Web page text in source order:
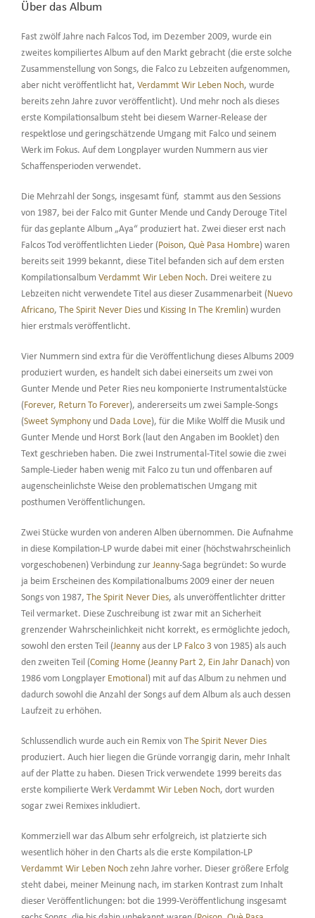
Über das Album
Fast zwölf Jahre nach Falcos Tod, im Dezember 2009, wurde ein
zweites kompiliertes Album auf den Markt gebracht (die erste solche
Zusammenstellung von Songs, die Falco zu Lebzeiten aufgenommen,
aber nicht veröffentlicht hat, Verdammt Wir Leben Noch, wurde
bereits zehn Jahre zuvor veröffentlicht). Und mehr noch als dieses
erste Kompilationsalbum steht bei diesem Warner-Release der
respektlose und geringschätzende Umgang mit Falco und seinem
Werk im Fokus. Auf dem Longplayer wurden Nummern aus vier
Schaffensperioden verwendet.
Die Mehrzahl der Songs, insgesamt fünf, stammt aus den Sessions
von 1987, bei der Falco mit Gunter Mende und Candy Derouge Titel
für das geplante Album „Aya“ produziert hat. Zwei dieser erst nach
Falcos Tod veröffentlichten Lieder (Poison, Què Pasa Hombre) waren
bereits seit 1999 bekannt, diese Titel befanden sich auf dem ersten
Kompilationsalbum Verdammt Wir Leben Noch. Drei weitere zu
Lebzeiten nicht verwendete Titel aus dieser Zusammenarbeit (Nuevo
Africano, The Spirit Never Diesund Kissing In The Kremlin) wurden
hier erstmals veröffentlicht.
Vier Nummern sind extra für die Veröffentlichung dieses Albums 2009
produziert wurden, es handelt sich dabei einerseits um zwei von
Gunter Mende und Peter Ries neu komponierte Instrumentalstücke
(Forever, Return To Forever), andererseits um zwei Sample-Songs
(Sweet Symphonyund Dada Love), für die Mike Wolff die Musik und
Gunter Mende und Horst Bork (laut den Angaben im Booklet) den
Text geschrieben haben. Die zwei Instrumental-Titel sowie die zwei
Sample-Lieder haben wenig mit Falco zu tun und offenbaren auf
augenscheinlichste Weise den problematischen Umgang mit
posthumen Veröffentlichungen.
Zwei Stücke wurden von anderen Alben übernommen. Die Aufnahme
in diese Kompilation-LP wurde dabei mit einer (höchstwahrscheinlich
vorgeschobenen) Verbindung zur Jeanny-Saga begründet: So wurde
ja beim Erscheinen des Kompilationalbums 2009 einer der neuen
Songs von 1987, The Spirit Never Dies, als unveröffentlichter dritter
Teil vermarket. Diese Zuschreibung ist zwar mit an Sicherheit
grenzender Wahrscheinlichkeit nicht korrekt, es ermöglichte jedoch,
sowohl den ersten Teil (Jeannyaus der LP Falco 3von 1985) als auch
den zweiten Teil (Coming Home (Jeanny Part 2, Ein Jahr Danach)von
1986 vom Longplayer Emotional) mit auf das Album zu nehmen und
dadurch sowohl die Anzahl der Songs auf dem Album als auch dessen
Laufzeit zu erhöhen.
Schlussendlich wurde auch ein Remix von The Spirit Never Dies
produziert. Auch hier liegen die Gründe vorrangig darin, mehr Inhalt
auf der Platte zu haben. Diesen Trick verwendete 1999 bereits das
erste kompilierte Werk Verdammt Wir Leben Noch, dort wurden
sogar zwei Remixes inkludiert.
Kommerziell war das Album sehr erfolgreich, ist platzierte sich
wesentlich höher in den Charts als die erste Kompilation-LP
Verdammt Wir Leben Nochzehn Jahre vorher. Dieser größere Erfolg
steht dabei, meiner Meinung nach, im starken Kontrast zum Inhalt
dieser Veröffentlichungen: bot die 1999-Veröffentlichung insgesamt